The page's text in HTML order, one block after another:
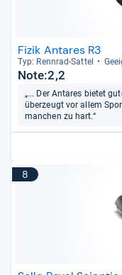
Fizik Antares R3
Typ: Renn­rad-​Sat­tel
Note:2,2
„... Der Antares bietet
überzeugt vor allem
manchen zu hart.“
8